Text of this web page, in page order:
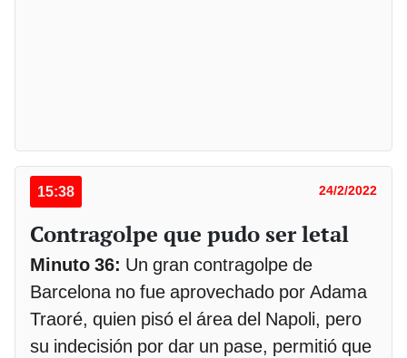
15:38 24/2/2022
Contragolpe que pudo ser letal
Minuto 36: Un gran contragolpe de
Barcelona no fue aprovechado por Adama
Traoré, quien pisó el área del Napoli, pero
su indecisión por dar un pase, permitió que